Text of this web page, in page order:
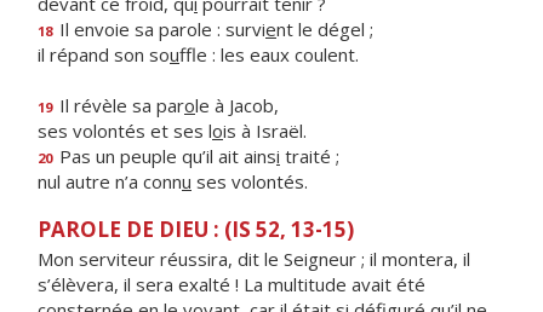
18 Il envoie sa parole : survient le dégel ;
il répand son souffle : les eaux coulent.
19 Il révèle sa parole à Jacob,
ses volontés et ses lois à Israël.
20 Pas un peuple qu’il ait ainsi traité ;
nul autre n’a connu ses volontés.
PAROLE DE DIEU : (IS 52, 13-15)
Mon serviteur réussira, dit le Seigneur ; il montera, il
s’élèvera, il sera exalté ! La multitude avait été